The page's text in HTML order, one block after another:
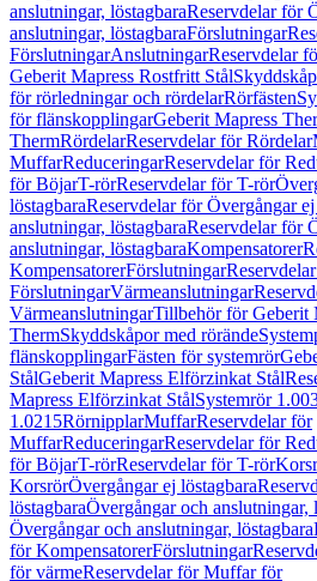
anslutningar, löstagbaraReservdelar för
anslutningar, löstagbaraFörslutningar
FörslutningarAnslutningarReservdelar
Geberit Mapress Rostfritt Stål
för rörledningar och rördelarRörfästen
för flänskopplingarGeberit Mapress
ThermRördelarReservdelar för Rördelar
MuffarReduceringarReservdelar för
för BöjarT-rörReservdelar för T-rör
löstagbaraReservdelar för Övergångar ej
anslutningar, löstagbaraReservdelar för
anslutningar, löstagbaraKompensatorer
KompensatorerFörslutningar
FörslutningarVärmeanslutningar
VärmeanslutningarTillbehör för Geberit
ThermSkyddskåpor med rörände
flänskopplingarFästen för systemrör
StålGeberit Mapress Elförzinkat Stål
Mapress Elförzinkat StålSystemrör
1.0215RörnipplarMuffarReservdelar för
MuffarReduceringarReservdelar för
för BöjarT-rörReservdelar för T-rör
KorsrörÖvergångar ej löstagbara
löstagbaraÖvergångar och anslutningar,
Övergångar och anslutningar, löstagbara
för KompensatorerFörslutningar
för värmeReservdelar för Muffar för